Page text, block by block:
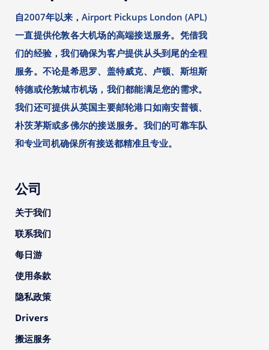
自2007年以来，Airport Pickups London (APL)
一直提供伦敦各大机场的高端接送服务。凭借我
们的经验，我们确保为客户提供从头到尾的全程
服务。不论是希思罗、盖特威克、卢顿、斯坦斯
特德或伦敦城市机场，我们都能满足您的需求。
我们还可提供从英国主要邮轮港口如南安普顿、
朴茨茅斯或多佛尔的接送服务。我们的可靠车队
和专业司机确保所有接送都精准且专业。
公司
关于我们
联系我们
每日游
使用条款
隐私政策
Drivers
搬运服务